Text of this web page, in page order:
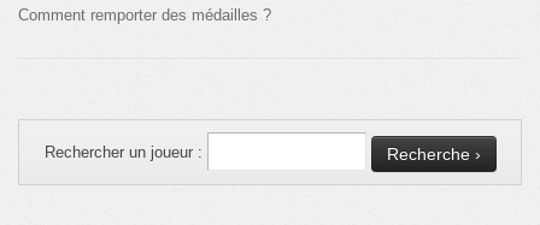
Comment remporter des médailles ?
Rechercher un joueur :